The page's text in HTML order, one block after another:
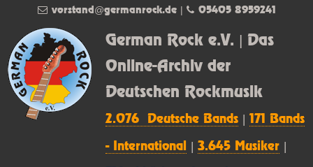
German Rock e.V. | Das
Online-Archiv der
Deutschen Rockmusik
2.076 Deutsche Bands |171 Bands
- International |3.645 Musiker
vorstand@germanrock.de| 05405 8959241